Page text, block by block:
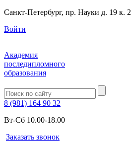
Санкт-Петербург, пр. Науки д. 19 к. 2
Войти
Академия
последипломного
образования
8 (981) 164 90 32
Вт-Сб 10.00-18.00
Заказать звонок